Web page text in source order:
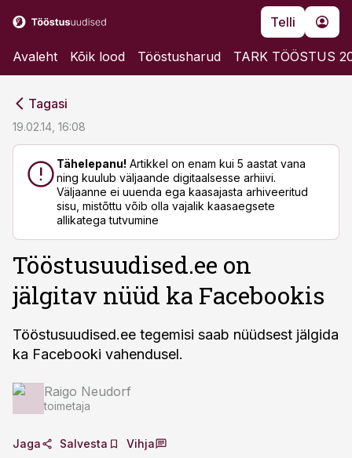
Telli
Avaleht Kõik lood Tööstusharud TARK TÖÖSTUS
Tagasi
19.02.14, 16:08
Tähelepanu! Artikkel on enam kui 5 aastat vana
ning kuulub väljaande digitaalsesse arhiivi.
Väljaanne ei uuenda ega kaasajasta arhiveeritud
sisu, mistõttu võib olla vajalik kaasaegsete
allikatega tutvumine
Tööstusuudised.ee on
jälgitav nüüd ka Facebookis
Tööstusuudised.ee tegemisi saab nüüdsest jälgida
ka Facebooki vahendusel.
Raigo Neudorf
toimetaja
Jaga Salvesta Vihja